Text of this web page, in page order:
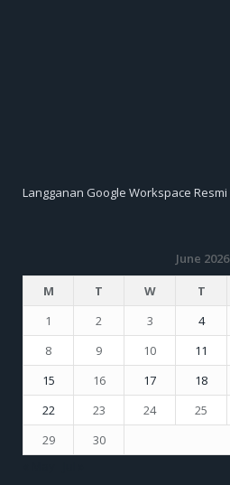
Langganan Google Workspace Resmi
June 2026
M
T W T
1
2 3 4
8
9 10 11
15
16 17 18
22
23 24 25
29
30